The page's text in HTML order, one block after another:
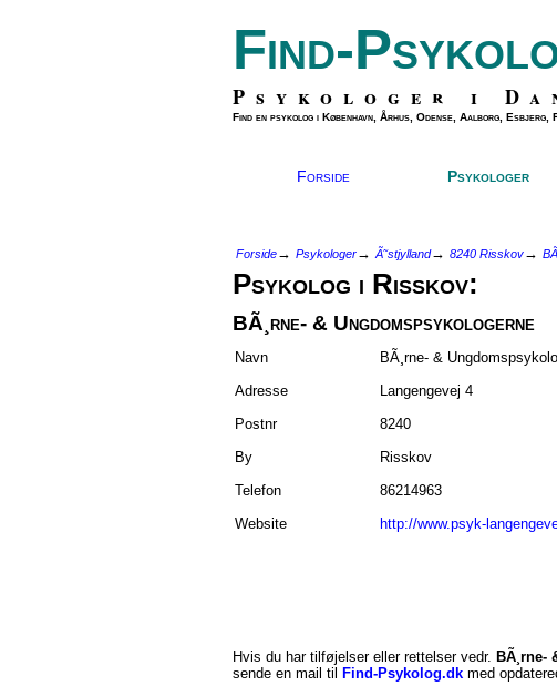
Find-
Psykologer i
Find en psykolog i København, Århus, Odense, Aalborg, Esbjerg,
Forside Psykologer
Forside→ Psykologer→Ã˜stjylland→ 8240 Risskov→
Psykolog i Risskov:
BÃ¸rne- & Ungdomspsykologerne
Navn
BÃ¸rne- &
Adresse
Langengevej 4
Postnr
8240
By
Risskov
Telefon
86214963
Website
http://www.psyk-
Hvis du har tilføjelser eller rettelser vedr. BÃ¸rne-
sende en mail til
Find-Psykolog.dk med